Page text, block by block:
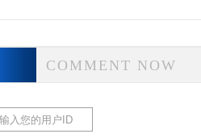
COMMENT NOW